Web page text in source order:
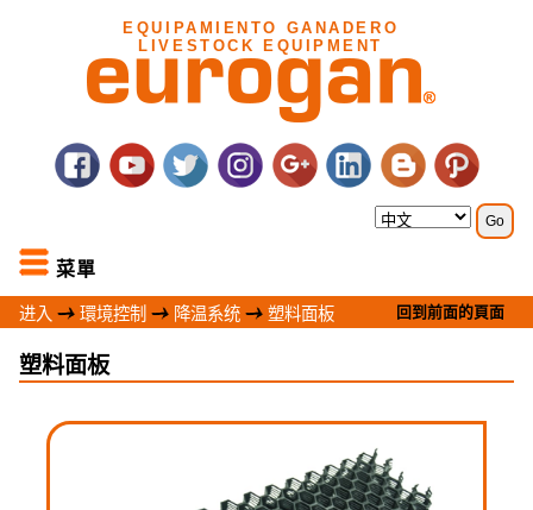
EQUIPAMIENTO GANADERO
LIVESTOCK EQUIPMENT
菜單
进入 環境控制 降温系统 塑料面板 回到前面的頁面
塑料面板